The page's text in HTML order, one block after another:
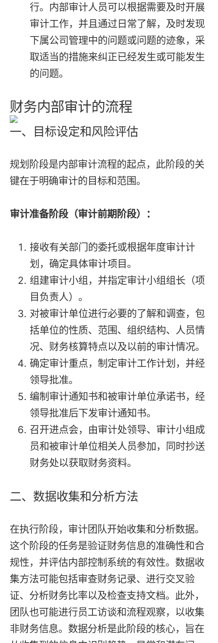
行。内部审计人员可以根据需要及时开展
审计工作，并且通过日常了解，及时发现
下属公司管理中的问题或问题的迹象，采
取适当的措施来纠正已经发生或可能发生
的问题。
财务内部审计的流程
一、目标设定和风险评估
规划阶段是内部审计流程的起点，此阶段的关
键在于明确审计的目标和范围。
审计准备阶段（审计前期阶段）：
接收有关部门的委托或根据年度审计计
划，确定具体审计项目。
组建审计小组，并指定审计小组组长（项
目负责人）。
对被审计单位进行必要的了解和调查，包
括单位的性质、范围、组织结构、人员情
况、财务核算特点以及以前的审计情况。
确定审计重点，制定审计工作计划，并经
领导批准。
编制审计通知书和被审计单位承诺书，经
领导批准后下发审计通知书。
召开进点会，由审计处领导、审计小组成
员和被审计单位相关人员参加，同时抄送
财务处以获取财务资料。
二、数据收集和分析方法
在执行阶段，审计团队开始收集和分析数据。
这个阶段的任务是验证财务信息的准确性和合
规性，并评估内部控制系统的有效性。数据收
集方法可能包括审查财务记录、进行交叉验
证、分析财务比率以及检查支持文档。此外，
团队也可能进行员工访谈和流程观察，以收集
非财务信息。数据分析是此阶段的核心，旨在